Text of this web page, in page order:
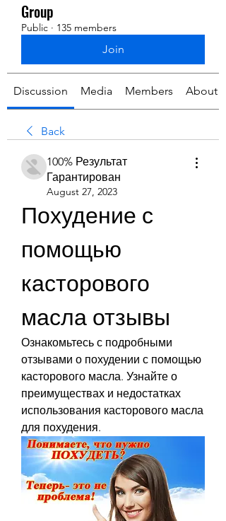
Group
Public · 135 members
Join
Discussion Media Members About
Back
100% Результат
Гарантирован
August 27, 2023
Похудение с
помощью
касторового
масла отзывы
Ознакомьтесь с подробными
отзывами о похудении с помощью
касторового масла. Узнайте о
преимуществах и недостатках
использования касторового масла
для похудения.